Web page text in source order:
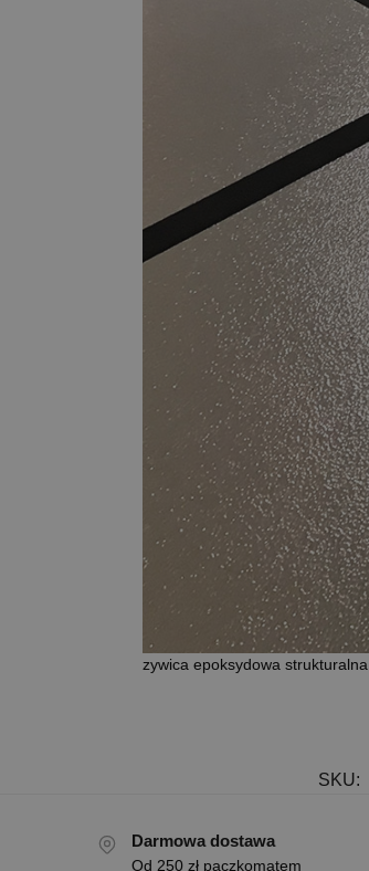
zywica epoksydowa strukturalna
SKU:
Darmowa dostawa
Od 250 zł paczkomatem